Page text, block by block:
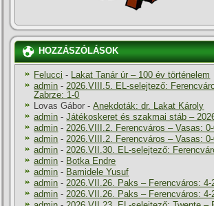
HOZZÁSZÓLÁSOK
Felucci -
Lakat Tanár úr – 100 év történelem
admin - 2026.VIII.5. EL-selejtező:
Zabrze: 1-0
Lovas Gábor -Anekdoták: dr. Lakat Károly
admin -Játékoskeret és szakmai stáb –
admin - 2026.VIII.2. Ferencváros – Vasas:
admin - 2026.VIII.2. Ferencváros – Vasas:
admin - 2026.VII.30. EL-selejtező:
admin - Botka Endre
admin - Bamidele Yusuf
admin - 2026.VII.26. Paks – Ferencváros: 4-
admin - 2026.VII.26. Paks – Ferencváros: 4-